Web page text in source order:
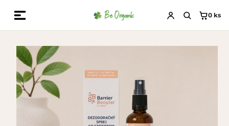
0 ks